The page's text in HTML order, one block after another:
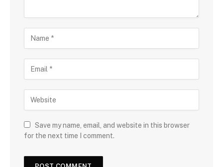
Save my name, email, and website in this browser
for the next time I comment.